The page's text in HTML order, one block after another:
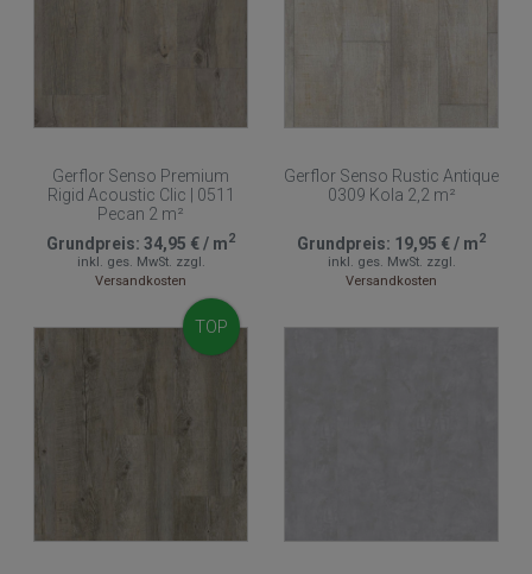
Gerflor Senso Premium
Rigid Acoustic Clic | 0511
Pecan 2 m²
Grundpreis: 34,95 €/ m2
inkl. ges. MwSt. zzgl.
Versandkosten
Gerflor Senso Rustic Antique
0309 Kola 2,2 m²
Grundpreis: 19,95 €/ m2
inkl. ges. MwSt. zzgl.
Versandkosten
TOP